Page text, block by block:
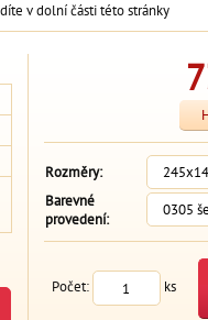
v dolní části této stránky
Rozměry:
Barevné
provedení:
Počet: ks